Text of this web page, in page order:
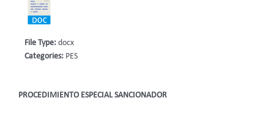
PROCEDIMIENTO ESPECIAL SANCIONADOR
File Type: docx
Categories: PES